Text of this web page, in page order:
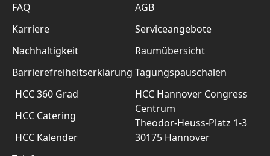
FAQ
AGB
Karriere
Nachhaltigkeit
Barrierefreiheitserklärung
Serviceangebote
Raumübersicht
Tagungspauschalen
HCC 360 Grad
HCC Catering
HCC Kalender
HCC Hannover Congress
Centrum
Theodor-Heuss-Platz 1-3
30175 Hannover